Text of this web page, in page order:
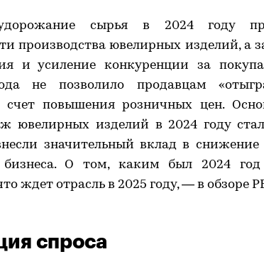
удорожание сырья в 2024 году
производства ювелирных изделий, а
и усиление конкуренции за
не позволило продавцам
счет повышения розничных цен.
ювелирных изделий в 2024 году
значительный вклад в снижение
бизнеса. О том, каким был 2024 год
ждет отрасль в 2025 году, — в обзоре
спроса